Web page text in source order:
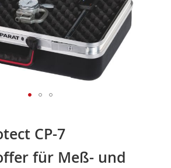
CP-7
für Meß- und